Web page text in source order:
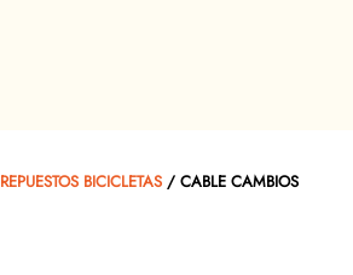
REPUESTOS BICICLETAS / CABLE CAMBIOS